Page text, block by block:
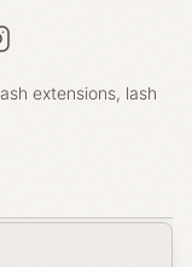
extensions, lash